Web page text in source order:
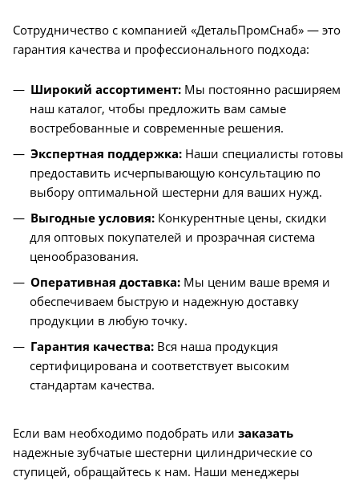
Сотрудничество с компанией «ДетальПромСнаб» — это
гарантия качества и профессионального подхода:
Широкий ассортимент: Мы постоянно расширяем
наш каталог, чтобы предложить вам самые
востребованные и современные решения.
Экспертная поддержка: Наши специалисты готовы
предоставить исчерпывающую консультацию по
выбору оптимальной шестерни для ваших нужд.
Выгодные условия: Конкурентные цены, скидки
для оптовых покупателей и прозрачная система
ценообразования.
Оперативная доставка: Мы ценим ваше время и
обеспечиваем быструю и надежную доставку
продукции в любую точку.
Гарантия качества: Вся наша продукция
сертифицирована и соответствует высоким
стандартам качества.
Если вам необходимо подобрать или заказать
надежные зубчатые шестерни цилиндрические со
ступицей, обращайтесь к нам. Наши менеджеры